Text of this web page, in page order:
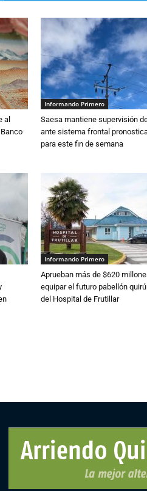
al
Informando Primero
Saesa mantiene supervisión
ante sistema frontal
para este fin de semana
Informando Primero
Aprueban más de $620
equipar el futuro pabellón
del Hospital de Frutillar